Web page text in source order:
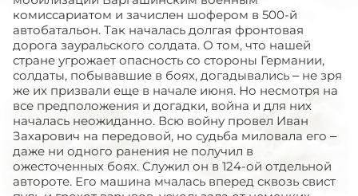
комиссариатом и зачислен шофером в 500-й
автобатальон. Так началась долгая фронтовая
дорога зауральского солдата. О том, что нашей
стране угрожает опасность со стороны Германии,
солдаты, побывавшие в боях, догадывались – не зря
же их призвали еще в начале июня. Но несмотря на
все предположения и догадки, война и для них
началась неожиданно. Всю войну провел Иван
Захарович на передовой, но судьба миловала его –
даже ни одного ранения не получил в
ожесточенных боях. Служил он в 124-ой отдельной
автороте. Его машина мчалась вперед сквозь свист